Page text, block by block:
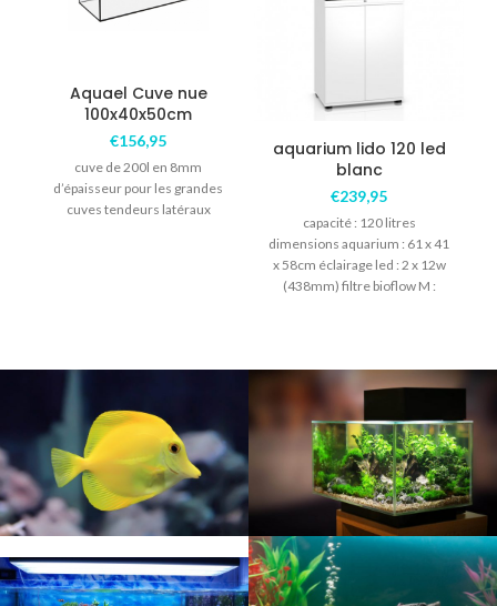
Aquael Cuve nue
100x40x50cm
€156,95
cuve de 200l en 8mm
d’épaisseur pour les grandes
cuves tendeurs latéraux
aquarium lido 120 led
blanc
€239,95
capacité : 120 litres
dimensions aquarium : 61 x 41
x 58cm éclairage led : 2 x 12w
(438mm) filtre bioflow M :